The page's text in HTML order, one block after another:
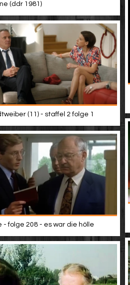
(ddr 1981)
(11) - staffel 2 folge 1
- folge 208 - es war die hölle